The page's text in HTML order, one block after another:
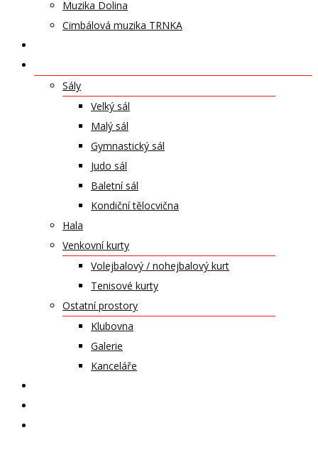
Muzika Dolina
Cimbálová muzika TRNKA
Sály
Velký sál
Malý sál
Gymnastický sál
Judo sál
Baletní sál
Kondiční tělocvična
Hala
Venkovní kurty
Volejbalový / nohejbalový kurt
Tenisové kurty
Ostatní prostory
Klubovna
Galerie
Kanceláře